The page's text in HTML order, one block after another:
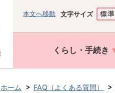
本文へ移動 文字サイズ
くらし・手続き
ホーム FAQ（よくある質問）